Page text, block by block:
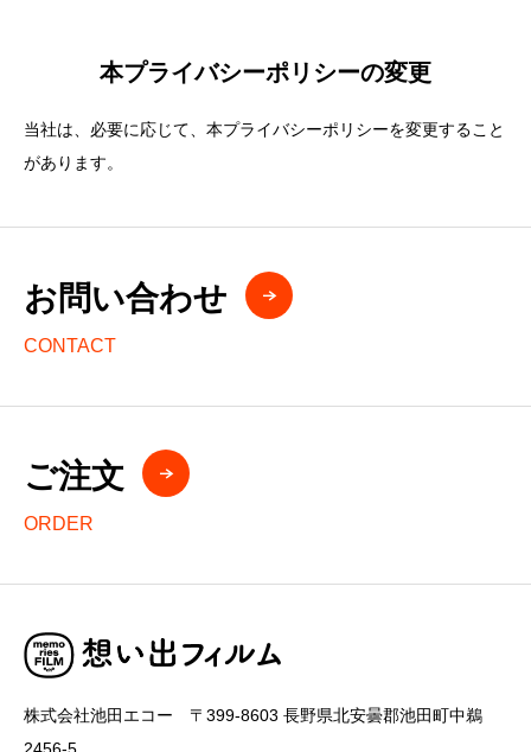
本プライバシーポリシーの変更
当社は、必要に応じて、本プライバシーポリシーを変更すること
があります。
お問い合わせ
CONTACT
ご注文
ORDER
株式会社池田エコー 〒399-8603 長野県北安曇郡池田町中鵜